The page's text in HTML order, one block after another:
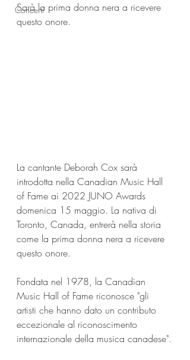
Concerti
Sarà la prima donna nera a ricevere
questo onore.
La cantante Deborah Cox sarà
introdotta nella Canadian Music Hall
of Fame ai 2022 JUNO Awards
domenica 15 maggio. La nativa di
Toronto, Canada, entrerà nella storia
come la prima donna nera a ricevere
questo onore.
Fondata nel 1978, la Canadian
Music Hall of Fame riconosce "gli
artisti che hanno dato un contributo
eccezionale al riconoscimento
internazionale della musica canadese".